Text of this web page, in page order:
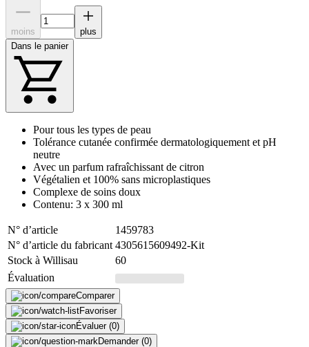
moins
plus
Dans le panier
Pour tous les types de peau
Tolérance cutanée confirmée dermatologiquement et pH
neutre
Avec un parfum rafraîchissant de citron
Végétalien et 100% sans microplastiques
Complexe de soins doux
Contenu: 3 x 300 ml
N° d’article
1459783
N° d’article du fabricant 4305615609492-Kit
Stock à Willisau
60
Évaluation
Comparer
Favoriser
Évaluer (0)
Demander (0)